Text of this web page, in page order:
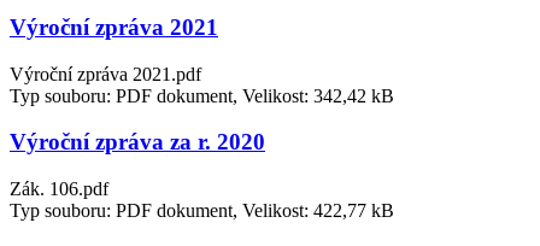
Výroční zpráva 2021
Výroční zpráva 2021.pdf
Typ souboru: PDF dokument, Velikost: 342,42 kB
Výroční zpráva za r. 2020
Zák. 106.pdf
Typ souboru: PDF dokument, Velikost: 422,77 kB